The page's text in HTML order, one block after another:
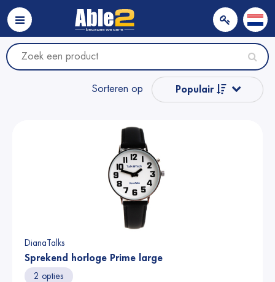
Sorteren op Populair
DianaTalks
Sprekend horloge Prime large
2 opties